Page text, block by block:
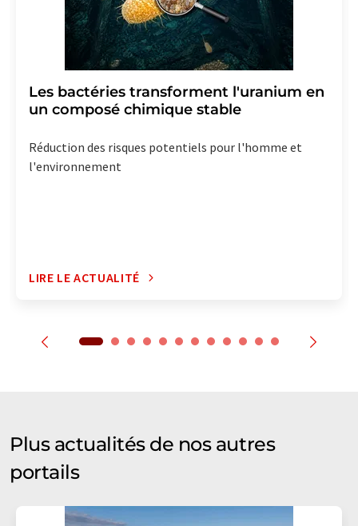
Les bactéries transforment l'uranium en
un composé chimique stable
Réduction des risques potentiels pour l'homme et
l'environnement
LIRE LE ACTUALITÉ
Plus actualités de nos autres
portails